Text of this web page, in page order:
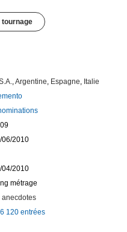
tournage
,Argentine, Espagne, Italie
06/2010
04/2010
métrage
anecdotes
120 entrées